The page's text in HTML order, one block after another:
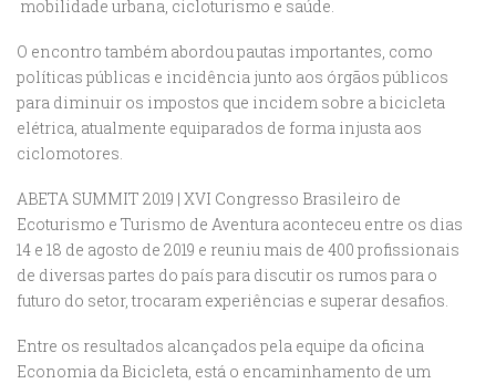
mobilidade urbana, cicloturismo e saúde.
O encontro também abordou pautas importantes, como
políticas públicas e incidência junto aos órgãos públicos
para diminuir os impostos que incidem sobre a bicicleta
elétrica, atualmente equiparados de forma injusta aos
ciclomotores.
ABETA SUMMIT 2019 | XVI Congresso Brasileiro de
Ecoturismo e Turismo de Aventura aconteceu entre os dias
14 e 18 de agosto de 2019 e reuniu mais de 400 profissionais
de diversas partes do país para discutir os rumos para o
futuro do setor, trocaram experiências e superar desafios.
Entre os resultados alcançados pela equipe da oficina
Economia da Bicicleta, está o encaminhamento de um